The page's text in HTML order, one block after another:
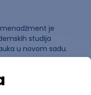
menadžment je
studija
u novom sadu.